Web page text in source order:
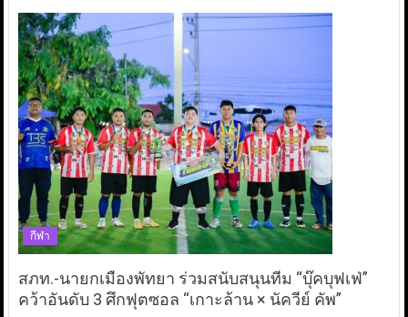
กีฬา
สภท.-นายกเมืองพัทยา ร่วมสนับสนุนทีม “บุ๊คบุฟเฟ่”
คว้าอันดับ 3 ศึกฟุตซอล “เกาะล้าน × นัควีย์ คัพ”